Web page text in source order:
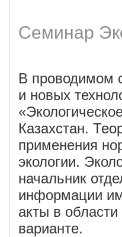
Семинар
В проводимом
и новых
применения
экологии.
начальник
информации
акты в
варианте.